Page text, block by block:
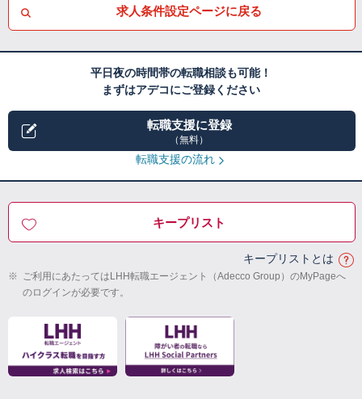
求人条件設定ページに戻る
平日夜の時間帯の転職相談も可能！
まずはアデコにご登録ください
転職支援に登録
（無料）
転職支援の流れ
キープリスト
キープリストとは
※ ご利用にあたってはLHH転職エージェント（Adecco Group）のMyPageへ
のログインが必要です。